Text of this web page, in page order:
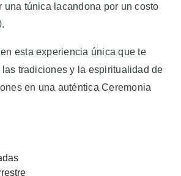
una túnica lacandona por un costo
esta experiencia única que te
las tradiciones y la espiritualidad de
en una auténtica Ceremonia